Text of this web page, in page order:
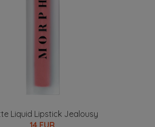
Liquid Lipstick Jealousy
14 EUR